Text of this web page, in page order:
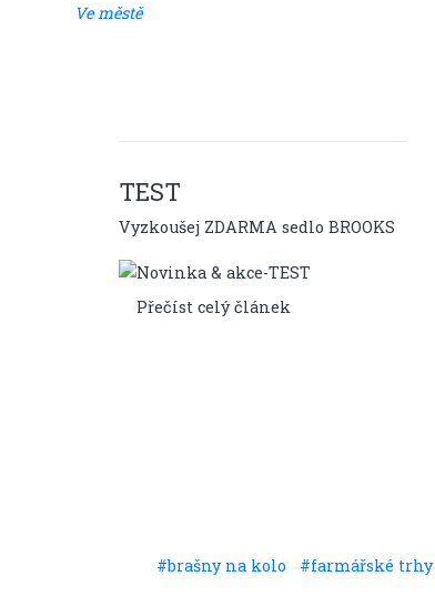
Ve městě
TEST
Vyzkoušej ZDARMA sedlo BROOKS
Přečíst celý článek
Sdílet#brašny na kolo #farmářské trhy